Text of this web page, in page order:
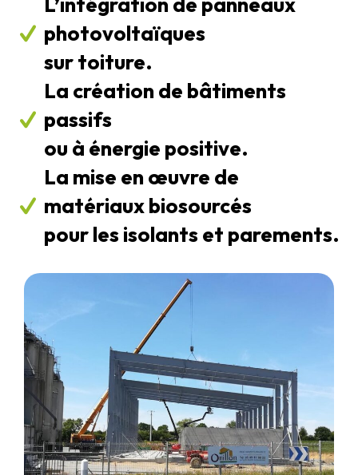
photovoltaïques
sur toiture.
La création de bâtiments
passifs
ou à énergie positive.
La mise en œuvre de
matériaux biosourcés
pour les isolants et parements.